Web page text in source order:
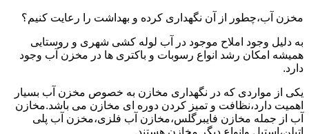
مخزن آب،چطور از آن نگهداری کرده و بهداشت را رعایت کنیم؟
به دلیل وجود املاح موجود در آب لوله کشی شهری و روستایی
همیشه امکان رشد انواع رسوبات و باکتری ها در مخزن آب وجود
دارد.
یکی از مواردی که در نگهداری مخازن به خصوص مخزن آب بسیار
اهمیت دارد،نظافت و تمیز کردن دوره ای مخازن می باشد.مخازن
آب از جمله مخازن فایبرگلس،مخازن آب فلزی،مخزن آب پلی
اتیلن،استیل وانواع دیگر مخازن هستند.